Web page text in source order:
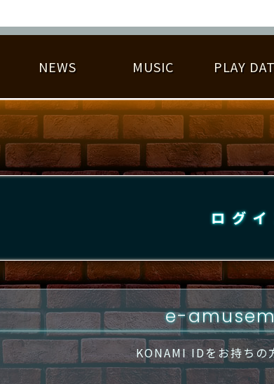
基本の
NEWS MUSIC
遊べる楽
PLAY
EMBLEM
プレー履歴
ライバル一覧 逆ライバル一覧
大会参加 大会
LICENSE HIT CHART ORIGINAL HIT CHART
ログ
e-
KONAMI IDをお持ちの